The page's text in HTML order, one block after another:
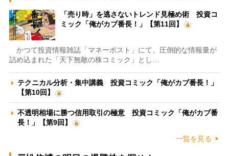
「売り時」を逃さないトレンド見極め術 投資コ
ミック「俺がカブ番長！」【第11回】
かつて投資情報雑誌「マネーポスト」にて、圧倒的な情報量が
詰め込まれた「天下無敵の株コミック」とし…
テクニカル分析・集中講義 投資コミック「俺がカブ番長！」
【第10回】
不透明相場に勝つ信用取引の極意 投資コミック「俺がカブ番
長！」【第9回】
一覧を見る